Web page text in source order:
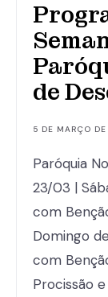
de
5 DE MARÇO
Paróquia
23/03 |
com
Domingo
com
Procissão